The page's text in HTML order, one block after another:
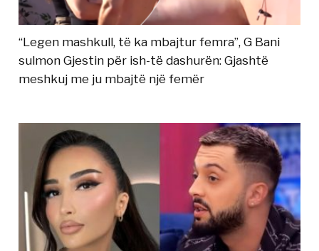
“Legen mashkull, të ka mbajtur femra”, G Bani
sulmon Gjestin për ish-të dashurën: Gjashtë
meshkuj me ju mbajtë një femër